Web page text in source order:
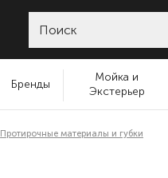
Бренды
Мойка и
Экстерьер
Протирочные материалы и губки